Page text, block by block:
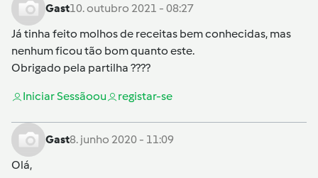
Gast10. outubro 2021 - 08:27
Já tinha feito molhos de receitas bem conhecidas, mas
nenhum ficou tão bom quanto este.
Obrigado pela partilha ????
Iniciar Sessãoou registar-se
Gast8. junho 2020 - 11:09
Olá,